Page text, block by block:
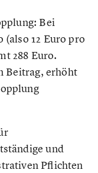
Bei
(also 12 Euro pro
288 Euro.
Beitrag, erhöht
und
Pflichten